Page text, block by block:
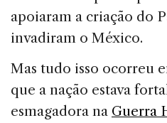
apoiaram a criação do
invadiram o México.
Mas tudo isso ocorreu
que a nação estava
esmagadora na Guerra